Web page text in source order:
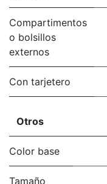
Compartimentos
o bolsillos
externos
Con tarjetero
Otros
Color base
Tamaño